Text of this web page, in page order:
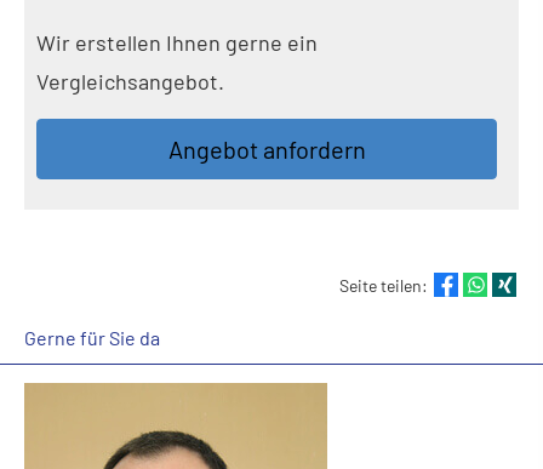
Wir erstellen Ihnen gerne ein
Vergleichsangebot.
An­ge­bot an­for­dern
Seite teilen:
Gerne für Sie da